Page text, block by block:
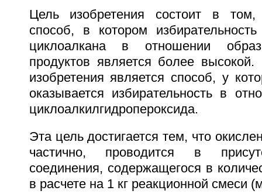
Цель изобретения состоит в
способ, в котором
циклоалкана в отношении
продуктов является более
изобретения является способ, у
оказывается избирательность в
циклоалкилгидропероксида.
Эта цель достигается тем, что
частично, проводится в
соединения, содержащегося в
в расчете на 1 кг реакционной смеси